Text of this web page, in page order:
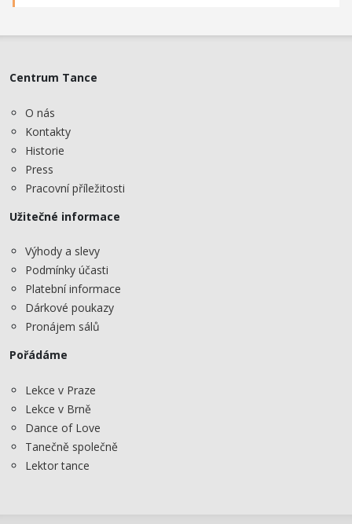
Centrum Tance
O nás
Kontakty
Historie
Press
Pracovní příležitosti
Užitečné informace
Výhody a slevy
Podmínky účasti
Platební informace
Dárkové poukazy
Pronájem sálů
Pořádáme
Lekce v Praze
Lekce v Brně
Dance of Love
Tanečně společně
Lektor tance